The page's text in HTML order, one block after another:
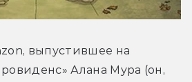
выпустившее на
Алана Мура (он,